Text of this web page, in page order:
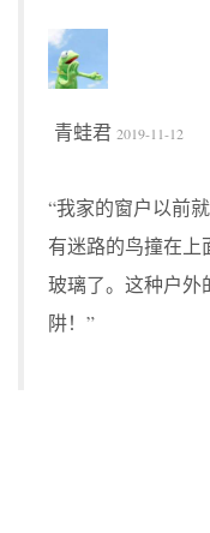
青蛙君 2019-11-12
“我家的窗户以前
有迷路的鸟撞在上
玻璃了。这种户外
阱！”